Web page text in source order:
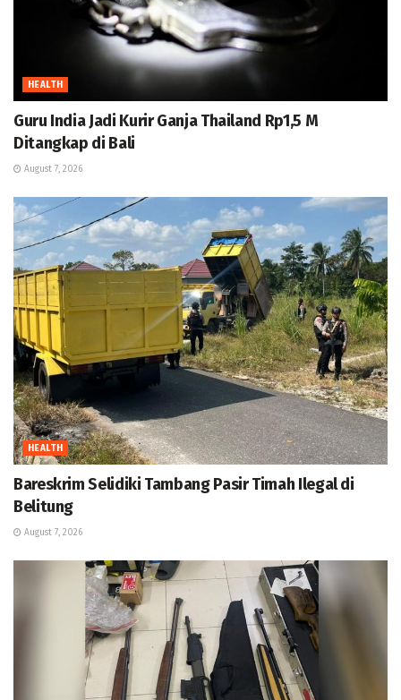
HEALTH
Guru India Jadi Kurir Ganja Thailand Rp1,5 M
Ditangkap di Bali
August 7, 2026
HEALTH
Bareskrim Selidiki Tambang Pasir Timah Ilegal di
Belitung
August 7, 2026